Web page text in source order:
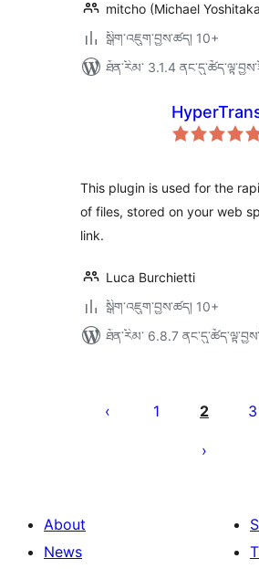
mitcho (Michael
སྒྲིག་འཇུག་བྱས་ཚད། 10+
ཐོན་རིམ་ 3.1.4
This plugin is used for the
of files, stored on your web
link.
Luca Burchietti
སྒྲིག་འཇུག་བྱས་ཚད། 10+
ཐོན་རིམ་ 6.8.7
pagination
1 2 3
About
News